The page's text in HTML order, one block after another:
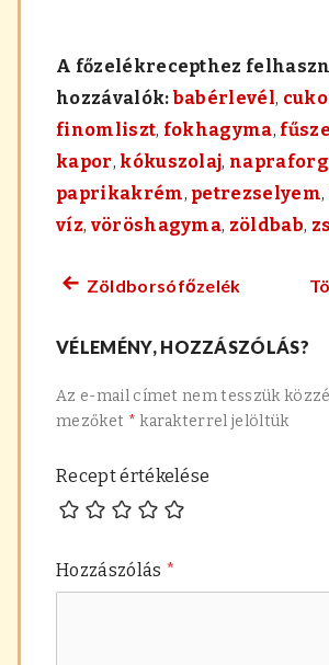
A főzelékrecepthez
hozzávalók: babérlevél,
finomliszt, fokhagyma,
kapor, kókuszolaj,
paprikakrém, petrezselyem,
víz, vöröshagyma, zöldbab,
Bejegyzés
navigáció
Előző
recept:
Zöldborsófőzelék
VÉLEMÉNY, HOZZÁSZÓLÁS?
Az e-mail címet nem tesszük
mezőket * karakterrel jelöltük
Recept értékelése
Hozzászólás *